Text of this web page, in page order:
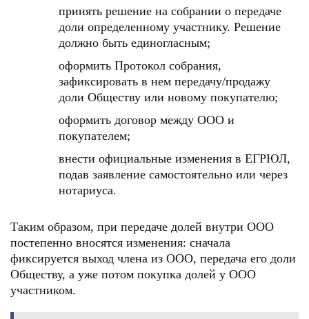
принять решение на собрании о передаче
доли определенному участнику. Решение
должно быть единогласным;
оформить Протокол собрания,
зафиксировать в нем передачу/продажу
доли Обществу или новому покупателю;
оформить договор между ООО и
покупателем;
внести официальные изменения в ЕГРЮЛ,
подав заявление самостоятельно или через
нотариуса.
Таким образом, при передаче долей внутри ООО
постепенно вносятся изменения: сначала
фиксируется выход члена из ООО, передача его доли
Обществу, а уже потом покупка долей у ООО
участником.